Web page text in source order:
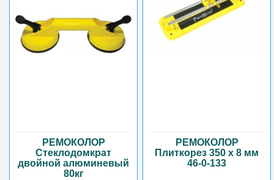
РЕМОКОЛОР
Стеклодомкрат
двойной алюминевый
80кг
РЕМОКОЛОР
Плиткорез 350 х 8 мм
46-0-133